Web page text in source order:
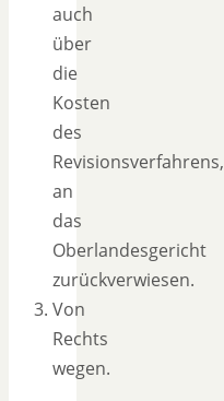
auch
über
die
Kosten
des
Revisionsverfahrens,
an
das
Oberlandesgericht
zurückverwiesen.
Von
Rechts
wegen.